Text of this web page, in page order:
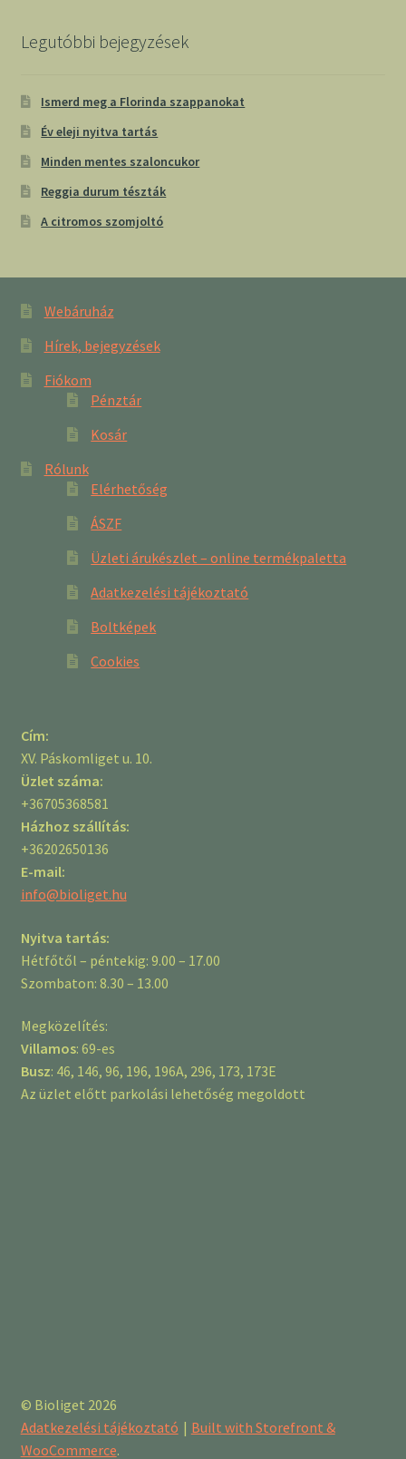
Legutóbbi bejegyzések
Ismerd meg a Florinda szappanokat
Év eleji nyitva tartás
Minden mentes szaloncukor
Reggia durum tészták
A citromos szomjoltó
Webáruház
Hírek, bejegyzések
Fiókom
Pénztár
Kosár
Rólunk
Elérhetőség
ÁSZF
Üzleti árukészlet – online termékpaletta
Adatkezelési tájékoztató
Boltképek
Cookies
Cím:
XV. Páskomliget u. 10.
Üzlet száma:
+36705368581
Házhoz szállítás:
+36202650136
E-mail:
info@bioliget.hu
Nyitva tartás:
Hétfőtől – péntekig: 9.00 – 17.00
Szombaton: 8.30 – 13.00
Megközelítés:
Villamos: 69-es
Busz: 46, 146, 96, 196, 196A, 296, 173, 173E
Az üzlet előtt parkolási lehetőség megoldott
© Bioliget 2026
Adatkezelési tájékoztató
Built with Storefront &
WooCommerce.